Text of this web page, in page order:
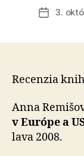
Dátum
3.
Recenzia
Anna
v Európe a
lava 2008.